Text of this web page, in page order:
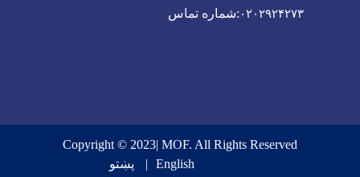
۰۲۰۲۹۲۴۲۷۳ :شماره تماس
Copyright © 2023| MOF. All Rights Reserved
English
پښتو